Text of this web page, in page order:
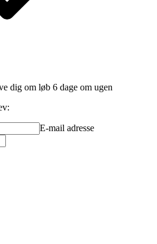
dig om løb 6 dage om ugen
E-mail adresse